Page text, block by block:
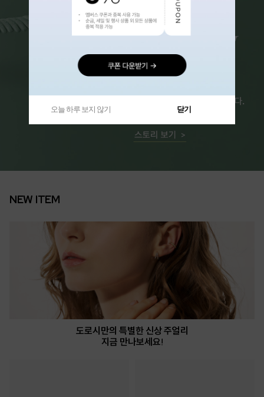
NEW ITEM
도로시만의 특별한 신상 주얼리
지금 만나보세요!
오늘 하루 보지 않기 닫기